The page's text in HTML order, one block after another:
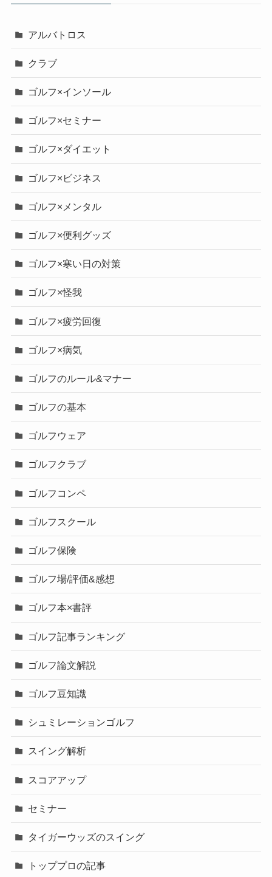
アルバトロス
クラブ
ゴルフ×インソール
ゴルフ×セミナー
ゴルフ×ダイエット
ゴルフ×ビジネス
ゴルフ×メンタル
ゴルフ×便利グッズ
ゴルフ×寒い日の対策
ゴルフ×怪我
ゴルフ×疲労回復
ゴルフ×病気
ゴルフのルール&マナー
ゴルフの基本
ゴルフウェア
ゴルフクラブ
ゴルフコンペ
ゴルフスクール
ゴルフ保険
ゴルフ場/評価&感想
ゴルフ本×書評
ゴルフ記事ランキング
ゴルフ論文解説
ゴルフ豆知識
シュミレーションゴルフ
スイング解析
スコアアップ
セミナー
タイガーウッズのスイング
トッププロの記事